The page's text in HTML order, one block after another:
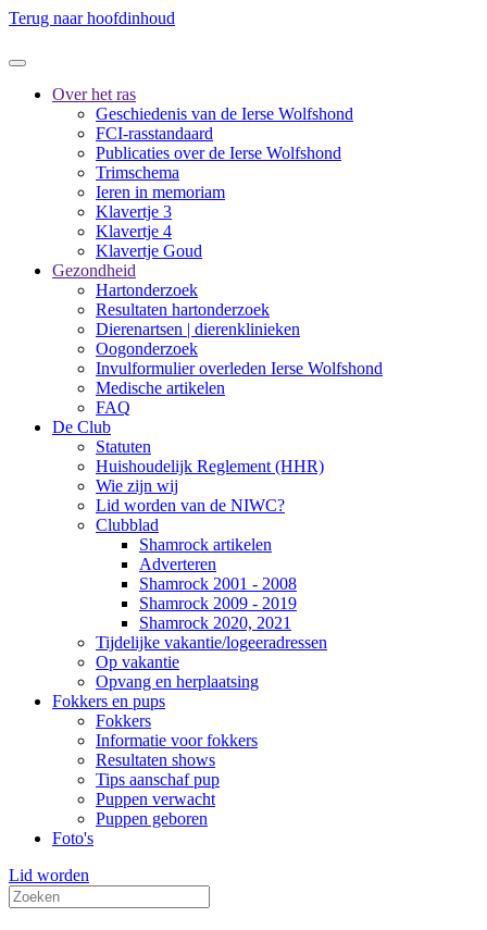
Terug naar hoofdinhoud
Over het ras
Geschiedenis van de Ierse Wolfshond
FCI-rasstandaard
Publicaties over de Ierse Wolfshond
Trimschema
Ieren in memoriam
Klavertje 3
Klavertje 4
Klavertje Goud
Gezondheid
Hartonderzoek
Resultaten hartonderzoek
Dierenartsen | dierenklinieken
Oogonderzoek
Invulformulier overleden Ierse Wolfshond
Medische artikelen
FAQ
De Club
Statuten
Huishoudelijk Reglement (HHR)
Wie zijn wij
Lid worden van de NIWC?
Clubblad
Shamrock artikelen
Adverteren
Shamrock 2001 - 2008
Shamrock 2009 - 2019
Shamrock 2020, 2021
Tijdelijke vakantie/logeeradressen
Op vakantie
Opvang en herplaatsing
Fokkers en pups
Fokkers
Informatie voor fokkers
Resultaten shows
Tips aanschaf pup
Puppen verwacht
Puppen geboren
Foto's
Lid worden